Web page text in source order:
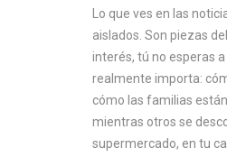
Lo que ves en las
aislados. Son piezas
interés, tú no esperas
realmente importa:
cómo las familias
mientras otros se
supermercado, en tu